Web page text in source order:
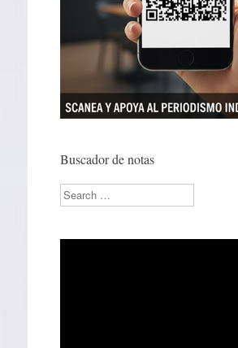
Buscador de notas
Search